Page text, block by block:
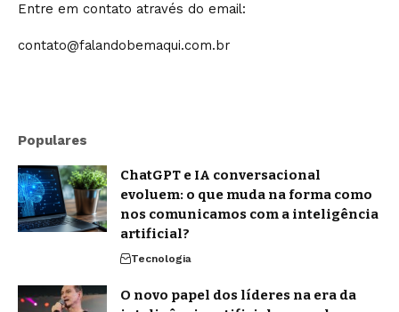
Entre em contato através do email:
contato@falandobemaqui.com.br
Populares
ChatGPT e IA conversacional
evoluem: o que muda na forma como
nos comunicamos com a inteligência
artificial?
Tecnologia
O novo papel dos líderes na era da